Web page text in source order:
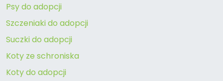
Psy do adopcji
Szczeniaki do adopcji
Suczki do adopcji
Koty ze schroniska
Koty do adopcji